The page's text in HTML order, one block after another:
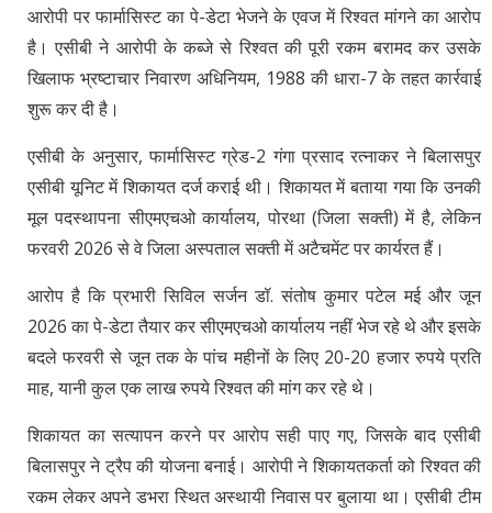
आरोपी पर फार्मासिस्ट का पे-डेटा भेजने के एवज में रिश्वत मांगने का आरोप
है। एसीबी ने आरोपी के कब्जे से रिश्वत की पूरी रकम बरामद कर उसके
खिलाफ भ्रष्टाचार निवारण अधिनियम, 1988 की धारा-7 के तहत कार्रवाई
शुरू कर दी है।
एसीबी के अनुसार, फार्मासिस्ट ग्रेड-2 गंगा प्रसाद रत्नाकर ने बिलासपुर
एसीबी यूनिट में शिकायत दर्ज कराई थी। शिकायत में बताया गया कि उनकी
मूल पदस्थापना सीएमएचओ कार्यालय, पोरथा (जिला सक्ती) में है, लेकिन
फरवरी 2026 से वे जिला अस्पताल सक्ती में अटैचमेंट पर कार्यरत हैं।
आरोप है कि प्रभारी सिविल सर्जन डॉ. संतोष कुमार पटेल मई और जून
2026 का पे-डेटा तैयार कर सीएमएचओ कार्यालय नहीं भेज रहे थे और इसके
बदले फरवरी से जून तक के पांच महीनों के लिए 20-20 हजार रुपये प्रति
माह, यानी कुल एक लाख रुपये रिश्वत की मांग कर रहे थे।
शिकायत का सत्यापन करने पर आरोप सही पाए गए, जिसके बाद एसीबी
बिलासपुर ने ट्रैप की योजना बनाई। आरोपी ने शिकायतकर्ता को रिश्वत की
रकम लेकर अपने डभरा स्थित अस्थायी निवास पर बुलाया था। एसीबी टीम